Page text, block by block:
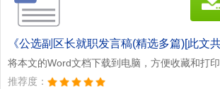
将本文的Word文档下载到电脑，方便收藏和打印
推荐度：